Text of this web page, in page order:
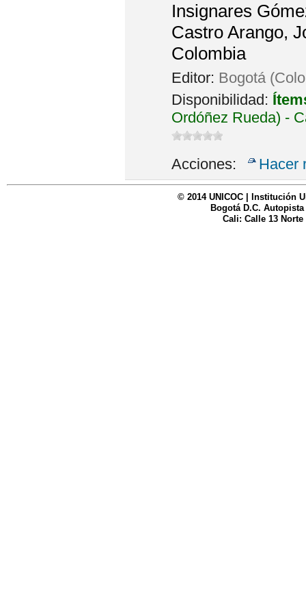
Insignares
Castro Arango,
Colombia
Editor: Bogotá
Disponibilidad:
Ordóñez Rueda) -
Acciones: Hacer
© 2014 UNICOC | Institución
Bogotá D.C. Autopista
Cali: Calle 13 Norte